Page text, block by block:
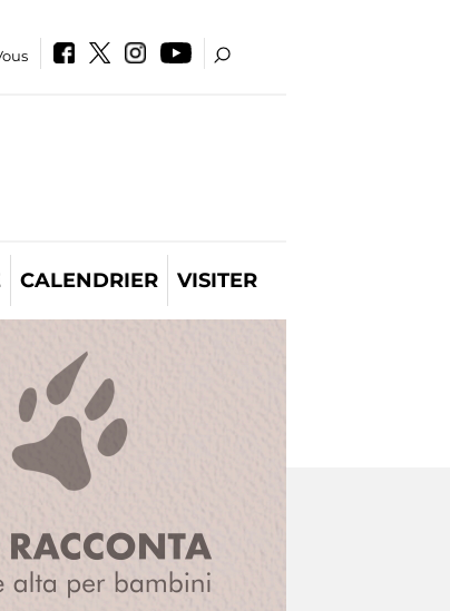
CALENDRIER VISITER